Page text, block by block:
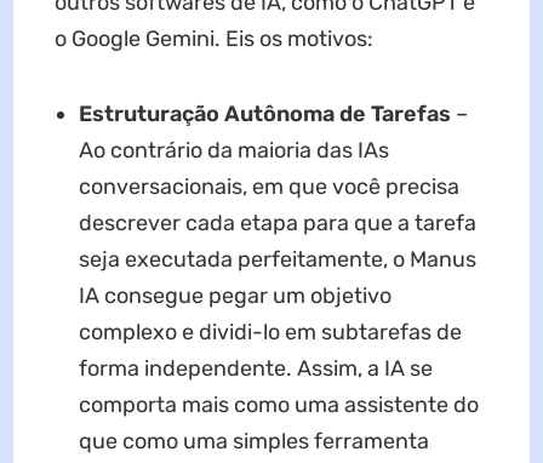
o Google Gemini. Eis os motivos:
Estruturação Autônoma de Tarefas –
Ao contrário da maioria das IAs
conversacionais, em que você precisa
descrever cada etapa para que a tarefa
seja executada perfeitamente, o Manus
IA consegue pegar um objetivo
complexo e dividi-lo em subtarefas de
forma independente. Assim, a IA se
comporta mais como uma assistente do
que como uma simples ferramenta